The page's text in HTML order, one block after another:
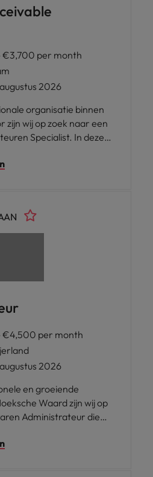
per month
2026
organisatie binnen
zijn wij op zoek naar een
Specialist. In deze
en zorg je
een professionele en
per month
2026
en groeiende
Waard zijn wij op
Administrateur die
bijdraagt aan verdere